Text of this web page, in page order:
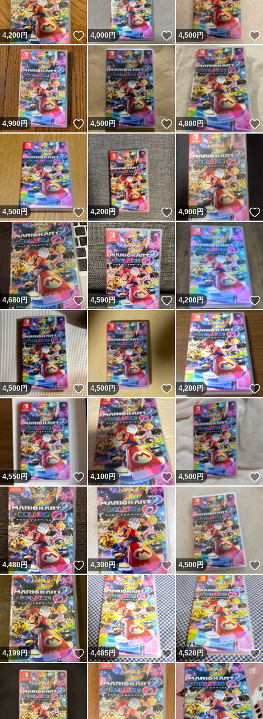
4,200円 いいね！
4,000円 いいね！
4,500円
4,900円 いいね！
4,500円 いいね！
4,800円
4,500円 いいね！
4,200円 いいね！
4,900円
4,680円 いいね！
4,590円 いいね！
4,200円
4,500円 いいね！
4,500円 いいね！
4,200円
4,550円 いいね！
4,100円 いいね！
4,500円
4,480円 いいね！
4,300円 いいね！
4,500円
4,199円 いいね！
4,485円 いいね！
4,520円